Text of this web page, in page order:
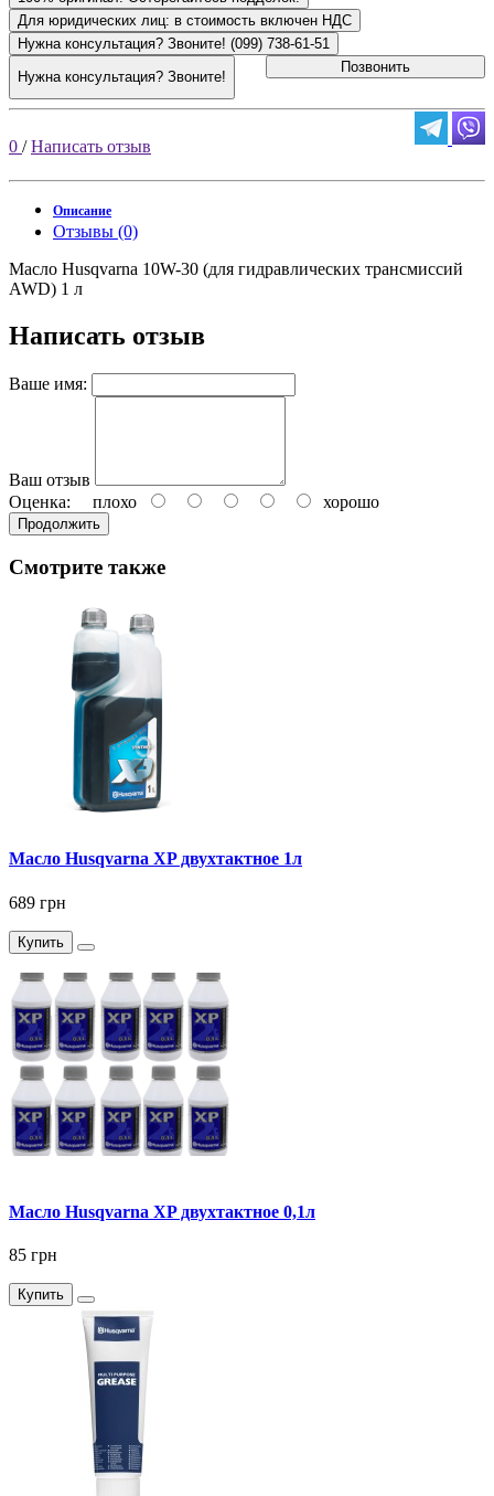
Для юридических лиц: в стоимость включен НДС
Нужна консультация? Звоните! (099) 738-61-51
Нужна консультация? Звоните!
Позвонить
0 /Написать отзыв
Описание
Отзывы (0)
Масло Husqvarna 10W-30 (для гидравлических трансмиссий
AWD) 1 л
Написать отзыв
Ваше имя:
Ваш отзыв
Оценка: плохо хорошо
Продолжить
Смотрите также
Масло Husqvarna XP двухтактное 1л
689 грн
Купить
Масло Husqvarna XP двухтактное 0,1л
85 грн
Купить